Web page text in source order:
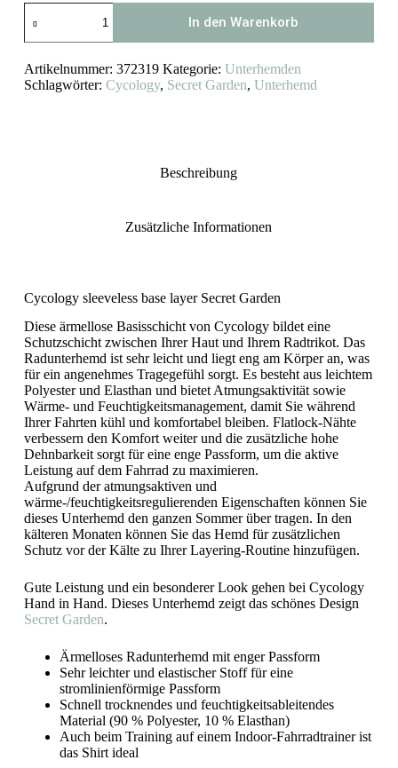
Cycology
Ärmelloses
Radunterhemd
Garden
Menge
In den Warenkorb
Artikelnummer: 372319 Kategorie: Unterhemden
Schlagwörter: Cycology, Secret Garden, Unterhemd
Beschreibung
Zusätzliche Informationen
Cycology sleeveless base layer Secret Garden
Diese ärmellose Basisschicht von Cycology bildet eine
Schutzschicht zwischen Ihrer Haut und Ihrem Radtrikot. Das
Radunterhemd ist sehr leicht und liegt eng am Körper an, was
für ein angenehmes Tragegefühl sorgt. Es besteht aus leichtem
Polyester und Elasthan und bietet Atmungsaktivität sowie
Wärme- und Feuchtigkeitsmanagement, damit Sie während
Ihrer Fahrten kühl und komfortabel bleiben. Flatlock-Nähte
verbessern den Komfort weiter und die zusätzliche hohe
Dehnbarkeit sorgt für eine enge Passform, um die aktive
Leistung auf dem Fahrrad zu maximieren.
Aufgrund der atmungsaktiven und
wärme-/feuchtigkeitsregulierenden Eigenschaften können Sie
dieses Unterhemd den ganzen Sommer über tragen. In den
kälteren Monaten können Sie das Hemd für zusätzlichen
Schutz vor der Kälte zu Ihrer Layering-Routine hinzufügen.
Gute Leistung und ein besonderer Look gehen bei Cycology
Hand in Hand. Dieses Unterhemd zeigt das schönes Design
Secret Garden.
Ärmelloses Radunterhemd mit enger Passform
Sehr leichter und elastischer Stoff für eine
stromlinienförmige Passform
Schnell trocknendes und feuchtigkeitsableitendes
Material (90 % Polyester, 10 % Elasthan)
Auch beim Training auf einem Indoor-Fahrradtrainer ist
das Shirt ideal